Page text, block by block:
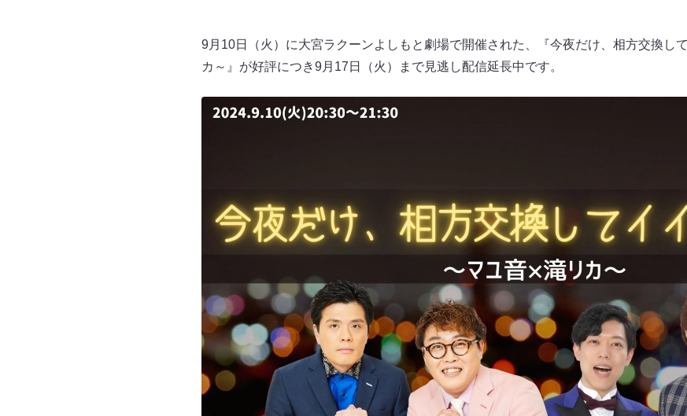
9月10日（火）に大宮ラクーンよしもと劇場で開催された、『今夜だけ、相方交換し
カ～』が好評につき9月17日（火）まで見逃し配信延長中です。